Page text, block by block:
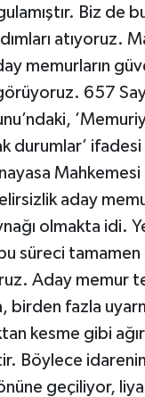
Biz de
atıyoruz.
memurların
657
durumlar’ ifadesi
Mahkemesi
aday
olmakta idi.
süreci tamamen
Aday memur
birden fazla
kesme gibi
Böylece
önüne geçiliyor,